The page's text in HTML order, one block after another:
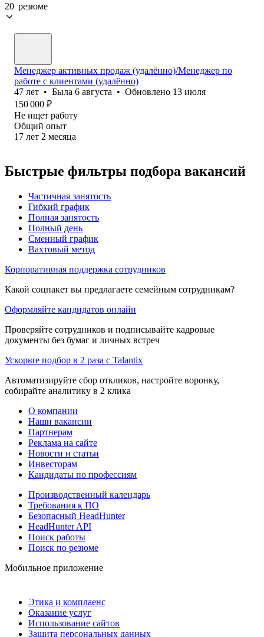
20 резюме
Менеджер активных продаж (удалённо)/Менеджер по
работе с клиентами (удалённо)
47 лет • Была 6 августа • Обновлено 13 июля
150 000 ₽
Не ищет работу
Общий опыт
17 лет 2 месяца
Быстрые фильтры подбора вакансий
Частичная занятость
Гибкий график
Полная занятость
Полный день
Сменный график
Вахтовый метод
Корпоративная поддержка сотрудников
Какой соцпакет вы предлагаете семейным сотрудникам?
Оформляйте кандидатов онлайн
Проверяйте сотрудников и подписывайте кадровые
документы без бумаг и личных встреч
Ускорьте подбор в 2 раза с Talantix
Автоматизируйте сбор откликов, настройте воронку,
собирайте аналитику в 2 клика
О компании
Наши вакансии
Партнерам
Реклама на сайте
Новости и статьи
Инвесторам
Кандидаты по профессиям
Производственный календарь
Требования к ПО
Безопасный HeadHunter
HeadHunter API
Поиск работы
Поиск по резюме
Мобильное приложение
Этика и комплаенс
Оказание услуг
Использование сайтов
Защита персональных данных